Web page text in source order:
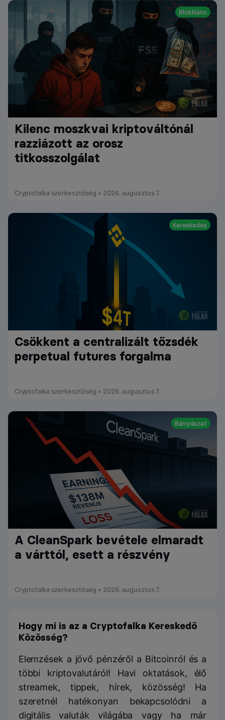
Blokklánc
Kilenc moszkvai kriptováltónál
razziázott az orosz
titkosszolgálat
Cryptofalka szerkesztőség • 2026. augusztus 7.
Kereskedés
Csökkent a centralizált tőzsdék
perpetual futures forgalma
Cryptofalka szerkesztőség • 2026. augusztus 7.
Bányászat
A CleanSpark bevétele elmaradt
a várttól, esett a részvény
Cryptofalka szerkesztőség • 2026. augusztus 7.
Hogy mi is az a Cryptofalka Kereskedő
Közösség?
Elemzések a jövő pénzéről a Bitcoinról és a
többi kriptovalutáról! Havi oktatások, élő
streamek, tippek, hírek, közösség! Ha
szeretnél hatékonyan bekapcsolódni a
digitális valuták világába vagy ha már